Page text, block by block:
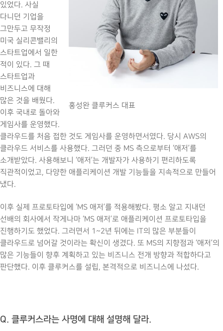
홍성완 클루커스 대표
있었다. 사실
다니던 기업을
그만두고 무작정
미국 실리콘밸리의
스타트업에서 일한
적이 있다. 그 때
스타트업과
비즈니스에 대해
많은 것을 배웠다.
이후 국내로 돌아와
게임사를 운영했다.
클라우드를 처음 접한 것도 게임사를 운영하면서였다. 당시 AWS의
클라우드 서비스를 사용했다. 그러던 중 MS 측으로부터 ‘애저’를
소개받았다. 사용해보니 ‘애저’는 개발자가 사용하기 편리하도록
직관적이었고, 다양한 애플리케이션 개발 기능들을 지속적으로 만들어
냈다.
이후 실제 프로토타입에 ‘MS 애저’를 적용해봤다. 평소 알고 지내던
선배의 회사에서 작게나마 ‘MS 애저’로 애플리케이션 프로토타입을
진행하기도 했었다. 그러면서 1~2년 뒤에는 IT의 많은 부분들이
클라우드로 넘어갈 것이라는 확신이 생겼다. 또 MS의 지향점과 ‘애저’의
많은 기능들이 향후 계획하고 있는 비즈니스 전개 방향과 적합하다고
판단했다. 이후 클루커스를 설립, 본격적으로 비즈니스에 나섰다.
Q. 클루커스라는 사명에 대해 설명해 달라.